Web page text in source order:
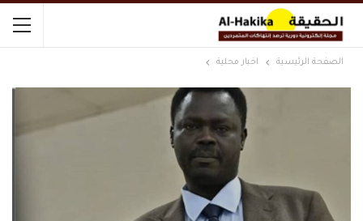
الصفحة الرئيسية اخبار محلية